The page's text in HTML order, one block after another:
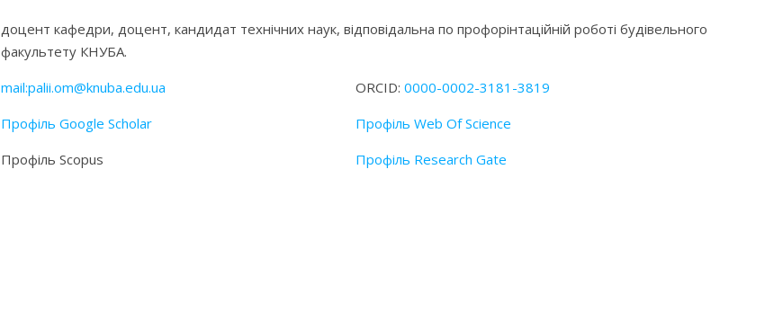
доцент кафедри, доцент, кандидат технічних наук, відповідальна по профорінтаційній роботі будівельного
факультету КНУБА.
mail:palii.om@knuba.edu.ua
ORCID: 0000-0002-3181-3819
Профіль Google Scholar
Профіль Web Of Science
Профіль Scopus
Профіль Research Gate